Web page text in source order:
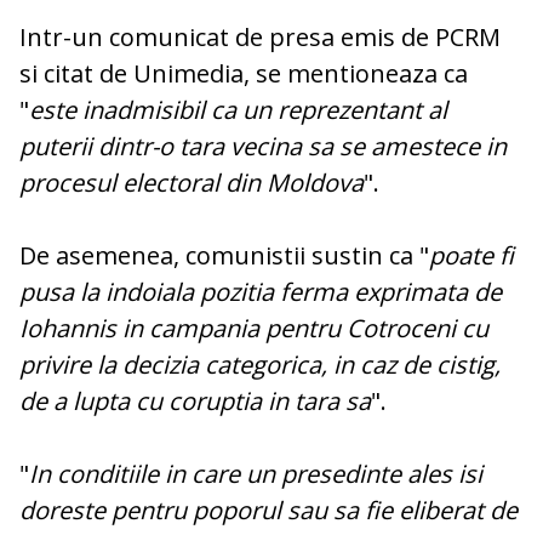
Intr-un comunicat de presa emis de PCRM
si citat de Unimedia, se mentioneaza ca
"este inadmisibil ca un reprezentant al
puterii dintr-o tara vecina sa se amestece in
procesul electoral din Moldova".
De asemenea, comunistii sustin ca "poate fi
pusa la indoiala pozitia ferma exprimata de
Iohannis in campania pentru Cotroceni cu
privire la decizia categorica, in caz de cistig,
de a lupta cu coruptia in tara sa".
"In conditiile in care un presedinte ales isi
doreste pentru poporul sau sa fie eliberat de